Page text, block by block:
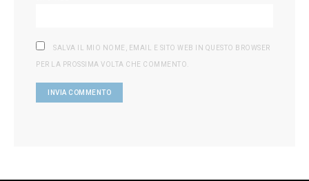
SALVA IL MIO NOME, EMAIL E SITO WEB IN QUESTO BROWSER
PER LA PROSSIMA VOLTA CHE COMMENTO.